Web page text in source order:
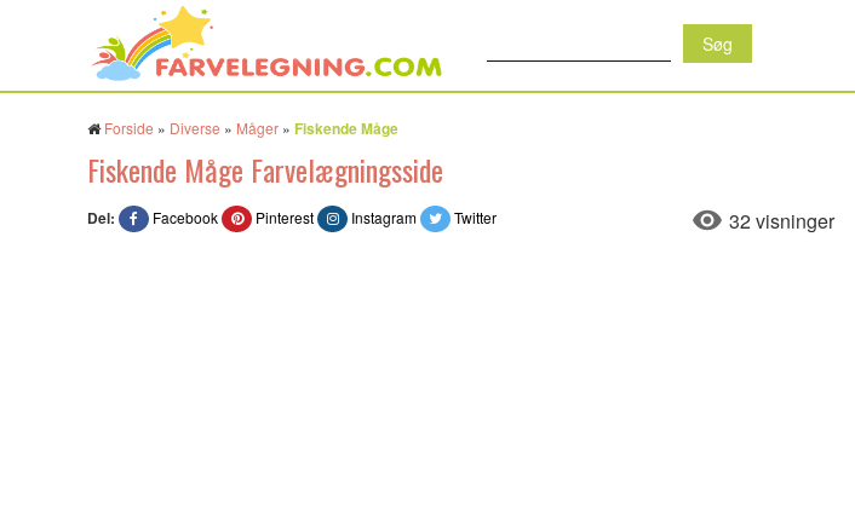
Forside » Diverse » Måger » Fiskende Måge
Fiskende Måge Farvelægningsside
Del: Facebook Pinterest Instagram Twitter 32 visninger